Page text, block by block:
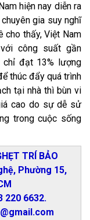
hiện nay diễn ra
gia suy nghĩ
cho thấy, Việt Nam
công suất gần
chỉ đạt 13% lượng
thúc đẩy quá trình
tại nhà thì bùn vi
cao do sự dễ sử
trong cuộc sống
TRÍ BẢO
Phường 15,
220 6632.